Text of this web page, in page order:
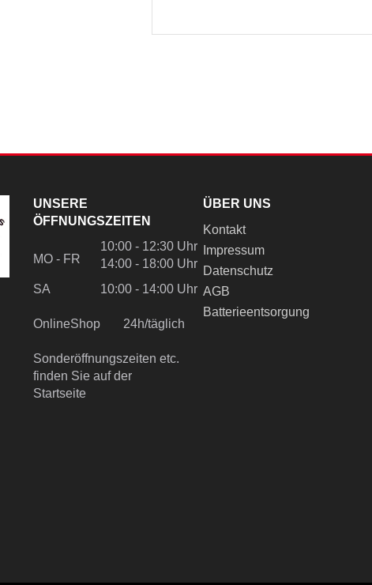
UNSERE
ÖFFNUNGSZEITEN
MO - FR
10:00 - 12:30 Uhr
14:00 - 18:00 Uhr
SA
10:00 - 14:00 Uhr
OnlineShop 24h/täglich
Sonderöffnungszeiten etc.
finden Sie auf der
Startseite
ÜBER UNS
Kontakt
Impressum
Datenschutz
AGB
Batterieentsorgung